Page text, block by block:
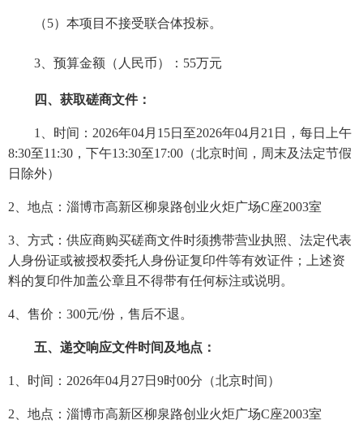
（5）本项目不接受联合体投标。
3、预算金额（人民币）：55万元
四、获取磋商文件：
1、时间： 2026年04月 15日至2026年04月 21 日，每日上午
8:30至11:30，下午13:30至17:00（北京时间，周末及法定节假
日除外）
2、地点：淄博市高新区柳泉路创业火炬广场C座2003室
3、方式：供应商购买磋商文件时须携带营业执照、法定代表
人身份证或被授权委托人身份证复印件等有效证件；上述资
料的复印件加盖公章且不得带有任何标注或说明。
4、售价：300元/份，售后不退。
五、递交响应文件时间及地点：
1、时间： 2026年04月 27日 9时00分（北京时间）
2、地点：淄博市高新区柳泉路创业火炬广场C座2003室